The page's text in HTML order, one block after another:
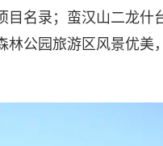
名录；蛮汉山二龙
公园旅游区风景优